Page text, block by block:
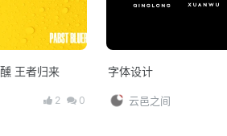
王者归来
2 0
字体设计
云邑之间